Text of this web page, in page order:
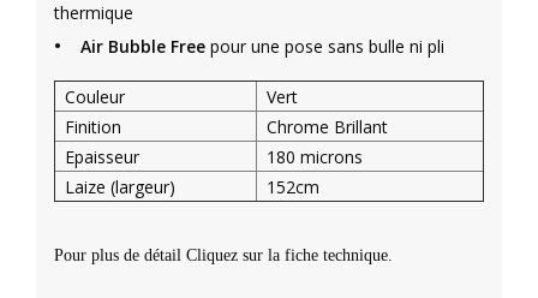
thermique
• Air Bubble Free pour une pose sans bulle ni pli
Couleur
Vert
Finition
Chrome Brillant
Epaisseur
180 microns
Laize (largeur)
152cm
Pour plus de détail Cliquez sur la fiche technique.